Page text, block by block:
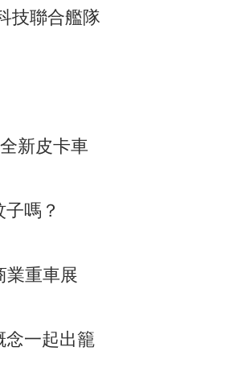
技聯合艦隊
新皮卡車
嗎？
業重車展
念一起出籠